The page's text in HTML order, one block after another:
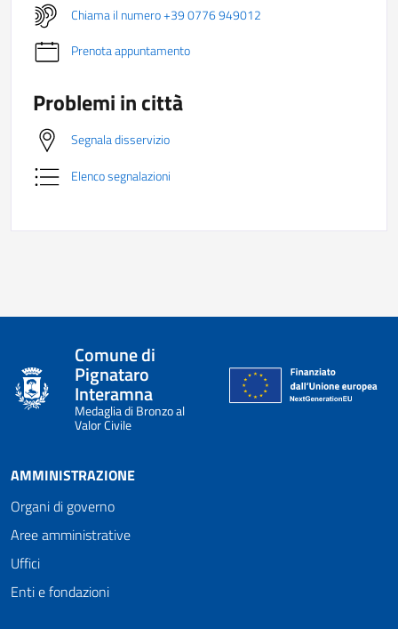
Chiama il numero +39 0776 949012
Prenota appuntamento
Problemi in città
Segnala disservizio
Elenco segnalazioni
Comune di
Pignataro
Interamna
Medaglia di Bronzo al
Valor Civile
AMMINISTRAZIONE
Organi di governo
Aree amministrative
Uffici
Enti e fondazioni